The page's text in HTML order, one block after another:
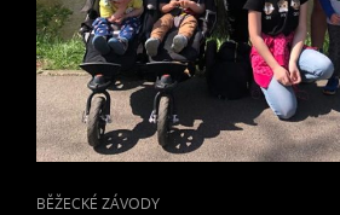
CAT
BĚŽECKÉ ZÁVODY